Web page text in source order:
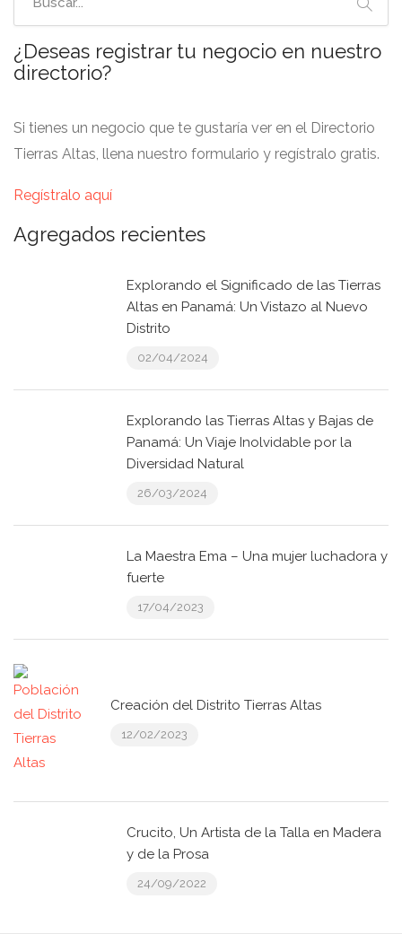
¿Deseas registrar tu negocio en nuestro
directorio?
Si tienes un negocio que te gustaría ver en el Directorio
Tierras Altas, llena nuestro formulario y regístralo gratis.
Regístralo aquí
Agregados recientes
Explorando el Significado de las Tierras
Altas en Panamá: Un Vistazo al Nuevo
Distrito
02/04/2024
Explorando las Tierras Altas y Bajas de
Panamá: Un Viaje Inolvidable por la
Diversidad Natural
26/03/2024
La Maestra Ema – Una mujer luchadora y
fuerte
17/04/2023
Creación del Distrito Tierras Altas
12/02/2023
Crucito, Un Artista de la Talla en Madera
y de la Prosa
24/09/2022